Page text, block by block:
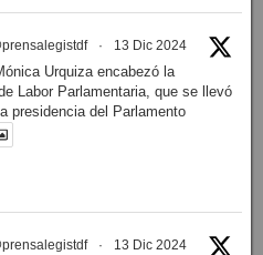
· 13 Dic 2024
Urquiza encabezó la
Labor Parlamentaria, que se llevó
presidencia del Parlamento
· 13 Dic 2024